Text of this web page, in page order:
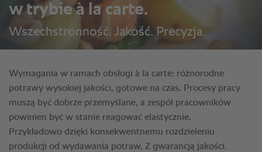
w trybie à la carte.
Wszechstronność. Jakość. Precyzja.
Wymagania w ramach obsługi à la carte: różnorodne
potrawy wysokiej jakości, gotowe na czas. Procesy pracy
muszą być dobrze przemyślane, a zespół pracowników
powinien być w stanie reagować elastycznie.
Przykładowo dzięki konsekwentnemu rozdzieleniu
produkcji od wydawania potraw. Z gwarancją jakości.